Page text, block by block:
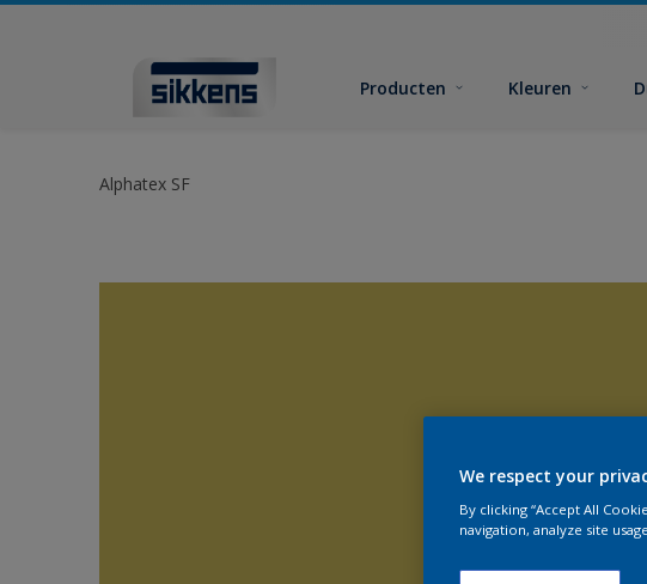
Producten Kleuren
Alphatex SF
We respect your
By clicking “Accept All
navigation, analyze site